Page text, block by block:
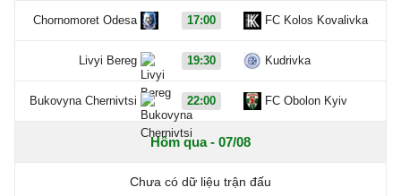
Chornomoret Odesa 17:00 FC Kolos Kovalivka
Livyi Bereg 19:30 Kudrivka
Bukovyna Chernivtsi 22:00 FC Obolon Kyiv
Hôm qua - 07/08
Chưa có dữ liệu trận đấu